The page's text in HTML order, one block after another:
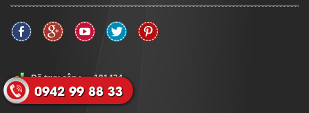
Đã truy cập :
101424
Đang Online :
2
0942 99 88 33